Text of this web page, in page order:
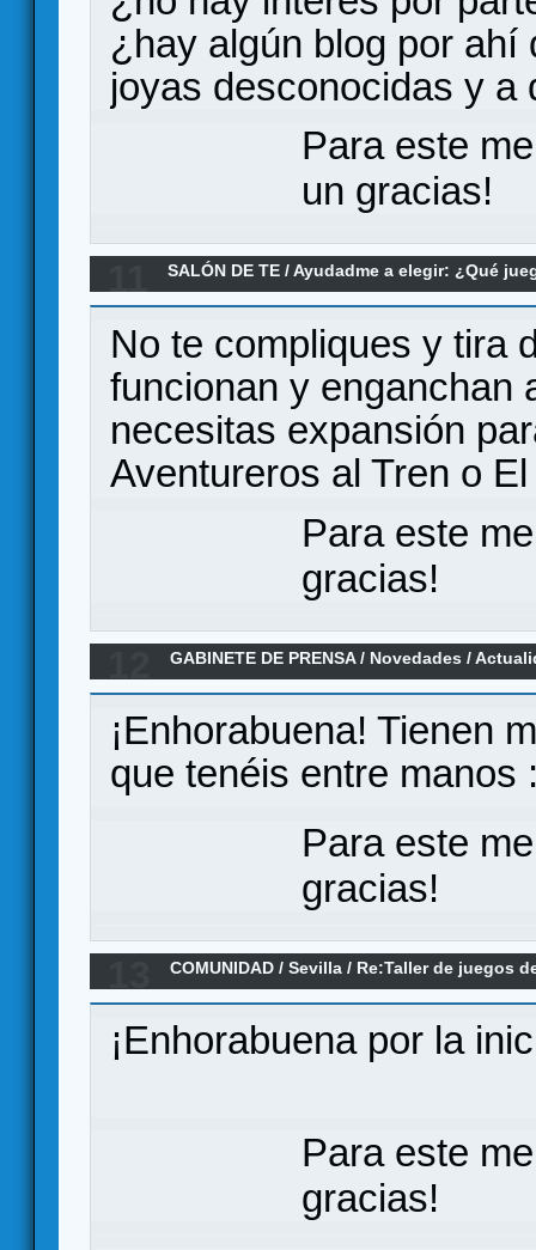
¿hay algún blog por ahí
joyas desconocidas y a
Para este
un gracias!
SALÓN DE TE /Ayudadme a elegir: ¿Qué
5 jugadores (4 no jugones)
No te compliques y tira
funcionan y enganchan
necesitas expansión
Aventureros al Tren o
Para este
gracias!
GABINETE DE PRENSA/ Novedades /
¡Enhorabuena! Tienen
que tenéis entre manos
Para este
gracias!
COMUNIDAD /Sevilla / Re:Taller de juegos
¡Enhorabuena por la
Para este
gracias!